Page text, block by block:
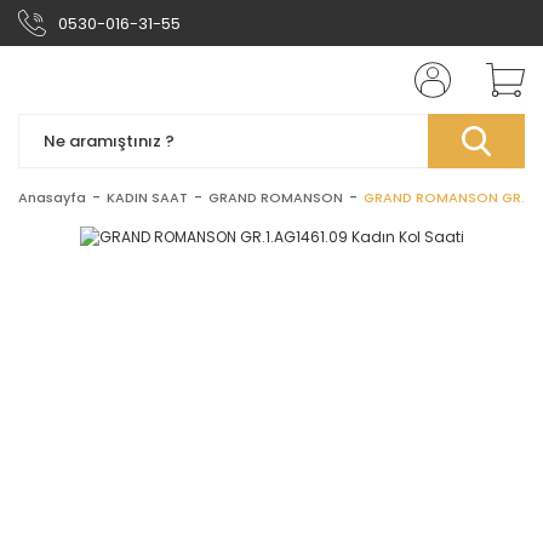
0530-016-31-55
Anasayfa KADIN SAAT GRAND ROMANSON GRAND ROMANSON